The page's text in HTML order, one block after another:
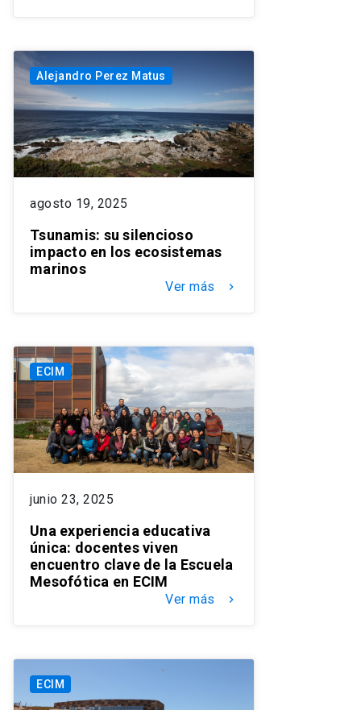
Alejandro Perez Matus
agosto 19, 2025
Tsunamis: su silencioso
impacto en los ecosistemas
marinos
Ver más keyboard_arrow_right
ECIM
junio 23, 2025
Una experiencia educativa
única: docentes viven
encuentro clave de la Escuela
Mesofótica en ECIM
Ver más keyboard_arrow_right
ECIM